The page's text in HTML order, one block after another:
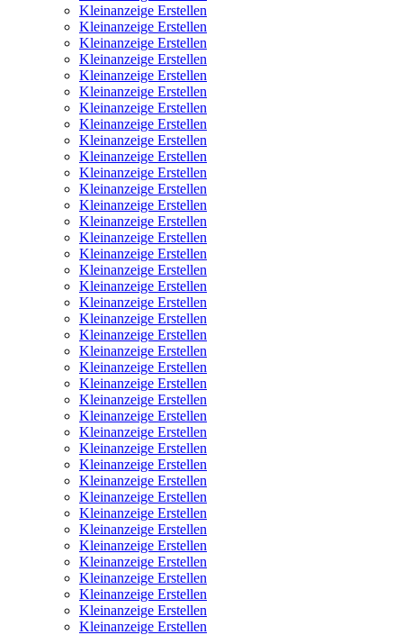
Kleinanzeige Erstellen
Kleinanzeige Erstellen
Kleinanzeige Erstellen
Kleinanzeige Erstellen
Kleinanzeige Erstellen
Kleinanzeige Erstellen
Kleinanzeige Erstellen
Kleinanzeige Erstellen
Kleinanzeige Erstellen
Kleinanzeige Erstellen
Kleinanzeige Erstellen
Kleinanzeige Erstellen
Kleinanzeige Erstellen
Kleinanzeige Erstellen
Kleinanzeige Erstellen
Kleinanzeige Erstellen
Kleinanzeige Erstellen
Kleinanzeige Erstellen
Kleinanzeige Erstellen
Kleinanzeige Erstellen
Kleinanzeige Erstellen
Kleinanzeige Erstellen
Kleinanzeige Erstellen
Kleinanzeige Erstellen
Kleinanzeige Erstellen
Kleinanzeige Erstellen
Kleinanzeige Erstellen
Kleinanzeige Erstellen
Kleinanzeige Erstellen
Kleinanzeige Erstellen
Kleinanzeige Erstellen
Kleinanzeige Erstellen
Kleinanzeige Erstellen
Kleinanzeige Erstellen
Kleinanzeige Erstellen
Kleinanzeige Erstellen
Kleinanzeige Erstellen
Kleinanzeige Erstellen
Kleinanzeige Erstellen